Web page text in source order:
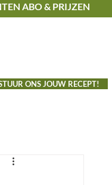
ABO & PRIJZEN
ONS JOUW RECEPT!